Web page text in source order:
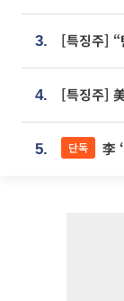
3.
4.
5. 단독 李 ‘